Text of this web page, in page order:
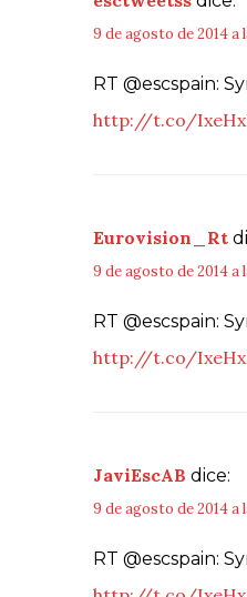
9 de agosto de 2014 a
RT @escspain:
http://t.co/
Eurovision_Rt
9 de agosto de 2014 a
RT @escspain:
http://t.co/
JaviEscAB dice:
9 de agosto de 2014 a
RT @escspain: